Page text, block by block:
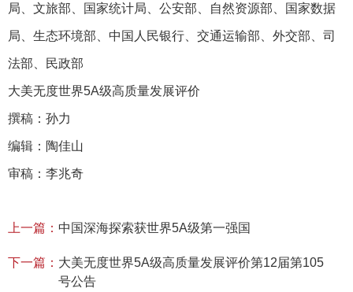
局、文旅部、国家统计局、公安部、自然资源部、国家数据
局、生态环境部、中国人民银行、交通运输部、外交部、司
法部、民政部
大美无度世界5A级高质量发展评价
撰稿：孙力
编辑：陶佳山
审稿：李兆奇
上一篇： 中国深海探索获世界5A级第一强国
下一篇： 大美无度世界5A级高质量发展评价第12届第105
号公告